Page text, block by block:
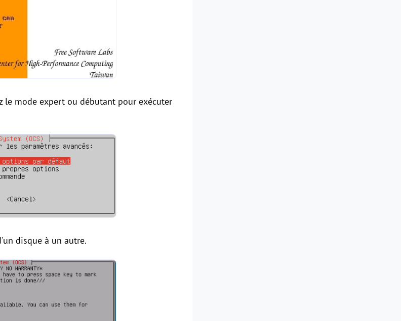
le mode expert ou débutant pour exécuter
disque à un autre.